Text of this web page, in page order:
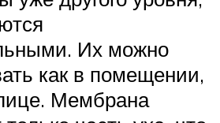
Их можно
как в помещении,
Мембрана